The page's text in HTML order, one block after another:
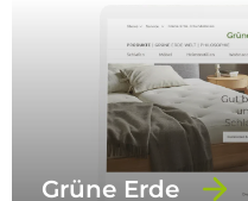
Grüne Erde